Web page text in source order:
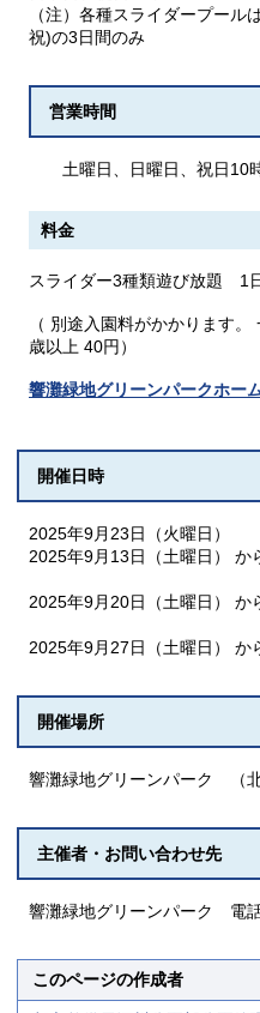
（注）各種スライダープール
祝)の3日間のみ
営業時間
土曜日、日曜日、祝日10
料金
スライダー3種類遊び放題 1
（ 別途入園料がかかります
歳以上 40円）
響灘緑地グリーンパークホー
開催日時
2025年9月23日（火曜日）
2025年9月13日（土曜日） か
2025年9月20日（土曜日） か
2025年9月27日（土曜日） か
開催場所
響灘緑地グリーンパーク （
主催者・お問い合わせ先
響灘緑地グリーンパーク 電
このページの作成者